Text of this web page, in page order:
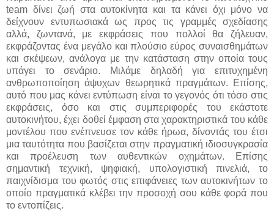
team δίνει ζωή στα αυτοκίνητα και τα κάνει όχι μόνο να
δείχνουν εντυπωσιακά ως προς τις γραμμές σχεδίασης
αλλά, ζωντανά, με εκφράσεις που πολλοί θα ζήλευαν,
εκφράζοντας ένα μεγάλο και πλούσιο εύρος συναισθημάτων
και σκέψεων, ανάλογα με την κατάσταση στην οποία τους
υπάγει το σενάριο. Μιλάμε δηλαδή για επιτυχημένη
ανθρωποποίηση άψυχων θεωρητικά πραγμάτων. Επίσης,
αυτό που μας κάνει εντύπωση είναι το γεγονός ότι τόσο στις
εκφράσεις, όσο και στις συμπεριφορές του εκάστοτε
αυτοκινήτου, έχει δοθεί έμφαση στα χαρακτηριστικά του κάθε
μοντέλου που ενέπνευσε τον κάθε ήρωα, δίνοντάς του έτσι
μια ταυτότητα που βασίζεται στην πραγματική ιδιοσυγκρασία
και προέλευση των αυθεντικών οχημάτων. Επίσης
σημαντική τεχνική, ψηφιακή, υπολογιστική πινελιά, το
παιχνίδισμα του φωτός στις επιφάνειες των αυτοκινήτων το
οποίο πραγματικά κλέβει την προσοχή σου κάθε φορά που
το εντοπίζεις.